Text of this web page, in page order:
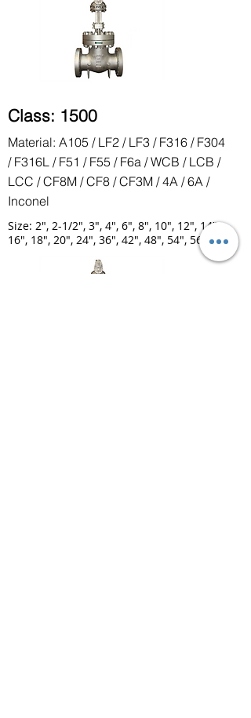
Class: 1500
Material: A105 / LF2 / LF3 / F316 / F304
/ F316L / F51 / F55 / F6a / WCB / LCB /
LCC / CF8M / CF8 / CF3M / 4A / 6A /
Inconel
Size: 2", 2-1/2", 3", 4", 6", 8", 10", 12", 14",
16", 18", 20", 24", 36", 42", 48", 54", 56"